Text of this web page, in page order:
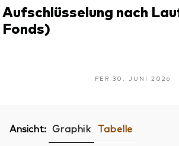
Aufschlüsselung nach
Fonds)
PER 30. JUNI 2026
Ansicht: Graphik Tabelle